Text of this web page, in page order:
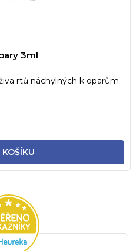
3ml
KOŠÍKU
rtů náchylných k oparům